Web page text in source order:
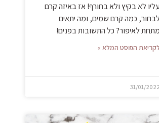
לא בקיץ ולא בחורף! אז באיזה קרם
כמה קרם שמים, ומה יתאים
מתחת לאיפור? כל התשובות בפנים!
הפוסט המלא »
31/01/2022